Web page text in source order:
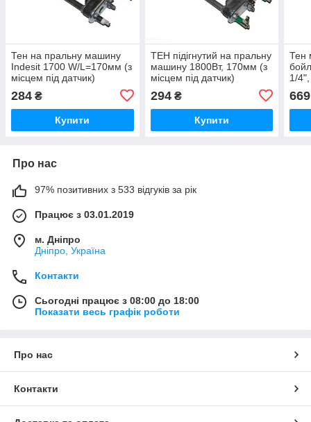
Тен на пральну машину
Indesit 1700 W/L=170мм (з
місцем під датчик)
284 ₴
Купити
ТЕН підігнутий на пральну
машину 1800Вт, 170мм (з
місцем під датчик)
294₴
Купити
Тен
1/
669
Про нас
97% позитивних з 533 відгуків за рік
Працює з 03.01.2019
м. Дніпро
Дніпро, Україна
Контакти
Сьогодні працює з 08:00 до 18:00
Показати весь графік роботи
Про нас
Контакти